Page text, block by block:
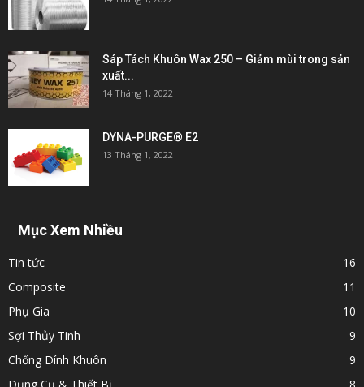
Sáp Tách Khuôn Wax 250 – Giảm mùi trong sản
xuất...
14 Tháng 1, 2022
DYNA-PURGE® E2
13 Tháng 1, 2022
Mục Xem Nhiều
Tin tức
16
Composite
11
Phụ Gia
10
Sợi Thủy Tinh
9
Chống Dính Khuôn
9